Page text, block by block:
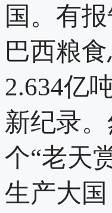
国。有
巴西粮
2.634亿
新纪录
个“老天
生产大